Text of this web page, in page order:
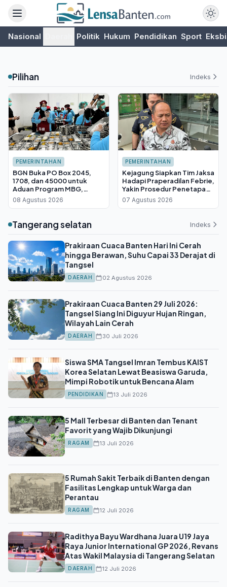
Nasional Politik Hukum Pendidikan Sport
Pilihan Indeks
PEMERINTAHAN
BGN Buka PO Box 2045,
1708, dan 45000 untuk
Aduan Program MBG,
Laporan Dikelola Langsung
Kepala Badan
08 Agustus 2026
PEMERINTAHAN
Kejagung Siapkan Tim Jaksa
Hadapi Praperadilan Febrie,
Yakin Prosedur Penetapan
Tersangka Sah
07 Agustus 2026
Tangerang selatan Indeks
Prakiraan Cuaca Banten Hari Ini Cerah
hingga Berawan, Suhu Capai 33 Derajat di
Tangsel
DAERAH 02 Agustus 2026
Prakiraan Cuaca Banten 29 Juli 2026:
Tangsel Siang Ini Diguyur Hujan Ringan,
Wilayah Lain Cerah
DAERAH 30 Juli 2026
Siswa SMA Tangsel Imran Tembus KAIST
Korea Selatan Lewat Beasiswa Garuda,
Mimpi Robotik untuk Bencana Alam
PENDIDIKAN 13 Juli 2026
5 Mall Terbesar di Banten dan Tenant
Favorit yang Wajib Dikunjungi
RAGAM 13 Juli 2026
5 Rumah Sakit Terbaik di Banten dengan
Fasilitas Lengkap untuk Warga dan
Perantau
RAGAM 12 Juli 2026
Radithya Bayu Wardhana Juara U19 Jaya
Raya Junior International GP 2026, Revans
Atas Wakil Malaysia di Tangerang Selatan
DAERAH 12 Juli 2026